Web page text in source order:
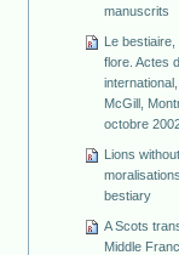
manuscrits
Le bestiaire,
flore. Actes
McGill,
octobre
Lions
bestiary
A Scots
Middle